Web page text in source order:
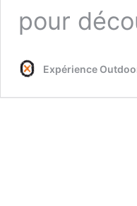
pour
Expérience